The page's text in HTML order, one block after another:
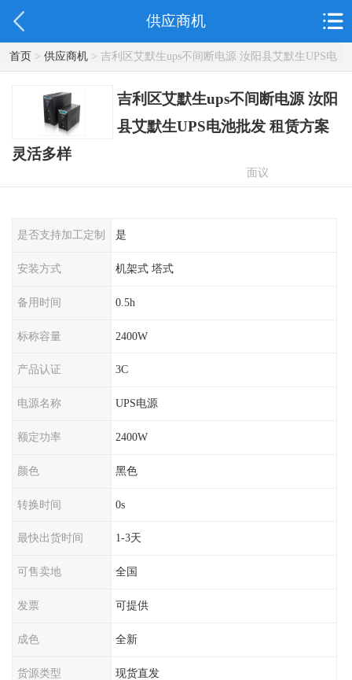
供应商机
首页> 供应商机> 吉利区艾默生ups不间断电源 汝阳县艾默生UPS电
池批发 租赁方案灵活多样
吉利区艾默生ups不间断电源 汝阳
县艾默生UPS电池批发 租赁方案
灵活多样
面议
是否支持加工定制 是
安装方式 机架式 塔式
备用时间 0.5h
标称容量 2400W
产品认证 3C
电源名称 UPS电源
额定功率 2400W
颜色 黑色
转换时间 0s
最快出货时间 1-3天
可售卖地 全国
发票 可提供
成色 全新
货源类型 现货直发